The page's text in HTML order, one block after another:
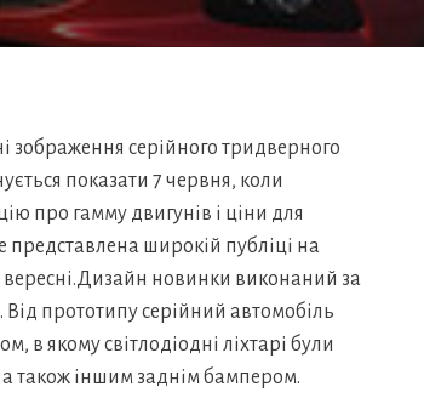
зображення серійного тридверного
показати 7 червня, коли
про гамму двигунів і ціни для
представлена широкій публіці на
новинки виконаний за
прототипу серійний автомобіль
в якому світлодіодні ліхтарі були
також іншим заднім бампером.